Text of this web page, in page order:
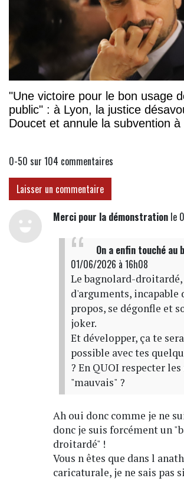
"Une victoire pour le bon usage
public" : à Lyon, la justice
Doucet et annule la subvention à
0-50 sur 104 commentaires
Laisser un commentaire
Merci pour la démonstrationle
On a enfin touché au
01/06/2026 à 16h08
Le bagnolard-
d'arguments, incapable
propos, se dégonfle et
joker.
Et développer, ça te
possible avec tes
? En QUOI respecter
"mauvais" ?
Ah oui donc comme je ne
donc je suis forcément un
droitardé" !
Vous n êtes que dans l
caricaturale, je ne sais pas